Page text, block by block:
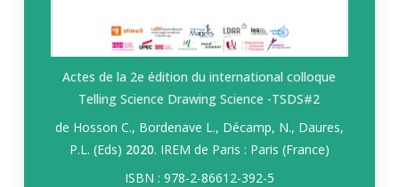
Actes de la 2e édition du international colloque
Telling Science Drawing Science -TSDS#2
de Hosson C., Bordenave L., Décamp, N., Daures,
P.L. (Eds) 2020. IREM de Paris : Paris (France)
ISBN : 978-2-86612-392-5